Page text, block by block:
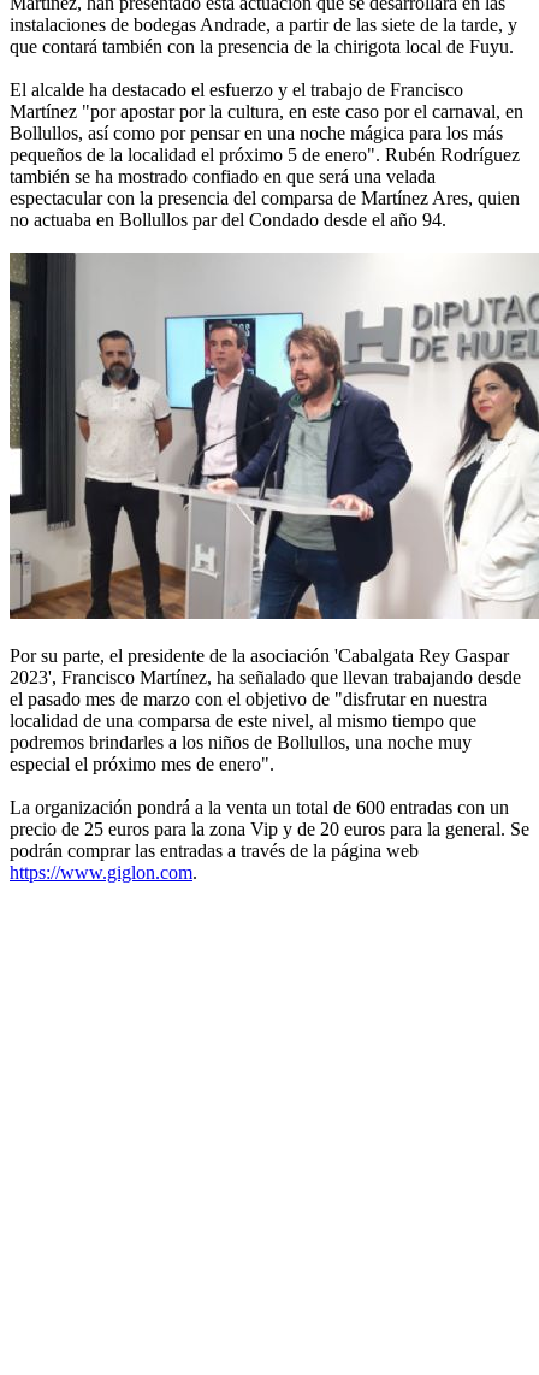
instalaciones de bodegas Andrade, a partir de las siete de la tarde, y
que contará también con la presencia de la chirigota local de Fuyu.
El alcalde ha destacado el esfuerzo y el trabajo de Francisco
Martínez "por apostar por la cultura, en este caso por el carnaval, en
Bollullos, así como por pensar en una noche mágica para los más
pequeños de la localidad el próximo 5 de enero". Rubén Rodríguez
también se ha mostrado confiado en que será una velada
espectacular con la presencia del comparsa de Martínez Ares, quien
no actuaba en Bollullos par del Condado desde el año 94.
Por su parte, el presidente de la asociación 'Cabalgata Rey Gaspar
2023', Francisco Martínez, ha señalado que llevan trabajando desde
el pasado mes de marzo con el objetivo de "disfrutar en nuestra
localidad de una comparsa de este nivel, al mismo tiempo que
podremos brindarles a los niños de Bollullos, una noche muy
especial el próximo mes de enero".
La organización pondrá a la venta un total de 600 entradas con un
precio de 25 euros para la zona Vip y de 20 euros para la general. Se
podrán comprar las entradas a través de la página web
https://www.giglon.com.